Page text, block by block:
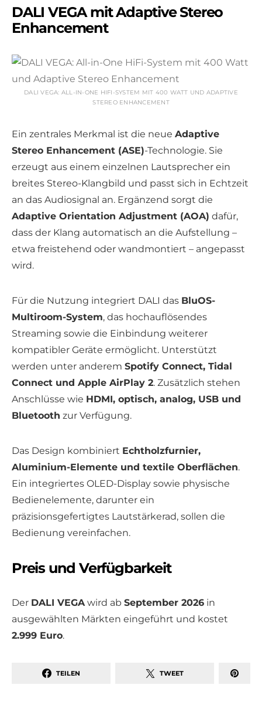
DALI VEGA mit Adaptive Stereo
Enhancement
DALI VEGA: ALL-IN-ONE HIFI-SYSTEM MIT 400 WATT UND ADAPTIVE
STEREO ENHANCEMENT
Ein zentrales Merkmal ist die neue Adaptive
Stereo Enhancement (ASE)-Technologie. Sie
erzeugt aus einem einzelnen Lautsprecher ein
breites Stereo-Klangbild und passt sich in Echtzeit
an das Audiosignal an. Ergänzend sorgt die
Adaptive Orientation Adjustment (AOA) dafür,
dass der Klang automatisch an die Aufstellung –
etwa freistehend oder wandmontiert – angepasst
wird.
Für die Nutzung integriert DALI das BluOS-
Multiroom-System, das hochauflösendes
Streaming sowie die Einbindung weiterer
kompatibler Geräte ermöglicht. Unterstützt
werden unter anderem Spotify Connect, Tidal
Connect und Apple AirPlay 2. Zusätzlich stehen
Anschlüsse wie HDMI, optisch, analog, USB und
Bluetooth zur Verfügung.
Das Design kombiniert Echtholzfurnier,
Aluminium-Elemente und textile Oberflächen.
Ein integriertes OLED-Display sowie physische
Bedienelemente, darunter ein
präzisionsgefertigtes Lautstärkerad, sollen die
Bedienung vereinfachen.
Preis und Verfügbarkeit
Der DALI VEGAwird ab September 2026 in
ausgewählten Märkten eingeführt und kostet
2.999 Euro.
TEILEN TWEET